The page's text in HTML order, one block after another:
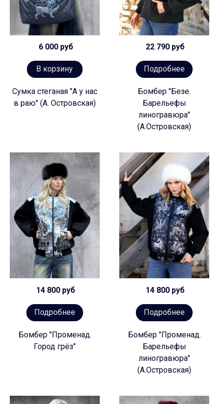
6 000 руб
В корзину
Сумка стеганая "А у нас
в раю" (А. Островская)
22 790 руб
Подробнее
Бомбер "Безе.
Барельефы
линогравюра"
(А.Островская)
14 800 руб
Подробнее
Бомбер "Променад.
Город грёз"
14 800 руб
Подробнее
Бомбер "Променад.
Барельефы
линогравюра"
(А.Островская)